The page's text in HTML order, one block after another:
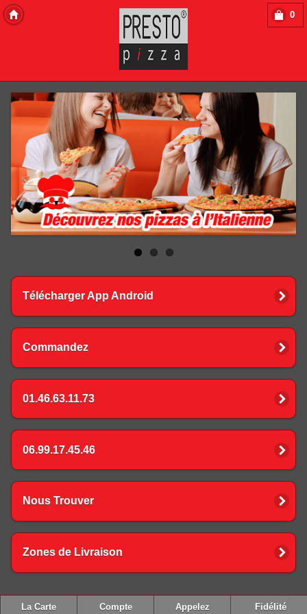
0
Télécharger App Android
Commandez
01.46.63.11.73
06.99.17.45.46
Nous Trouver
Zones de Livraison
La Carte Compte Appelez Fidélité
Copyright 2013 Des-Click Com